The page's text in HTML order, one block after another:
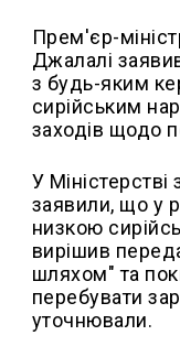
Прем'єр-
Джалалі
з будь-яким
сирійським
заходів щодо
У
заявили, що у
низкою
вирішив
шляхом" та
перебувати
уточнювали.